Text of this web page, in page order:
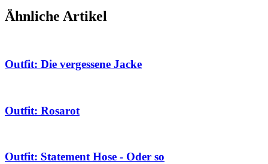
Ähnliche Artikel
Outfit: Die vergessene Jacke
Outfit: Rosarot
Outfit: Statement Hose - Oder so